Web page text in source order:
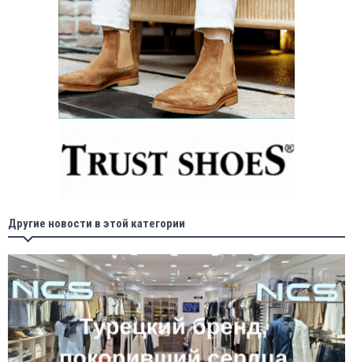
Другие новости в этой категории